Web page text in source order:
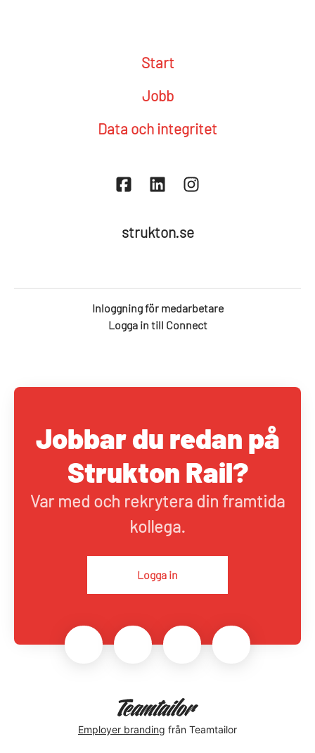
Start
Jobb
Data och integritet
strukton.se
Inloggning för medarbetare
Logga in till Connect
Jobbar du redan på
Strukton Rail?
Var med och rekrytera din framtida
kollega.
Logga in
Employer branding från Teamtailor